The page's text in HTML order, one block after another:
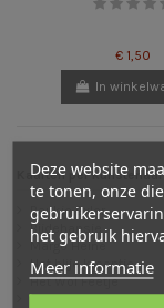
€ 1,50
In
Kaarten per kunstenaar
Baukje Exler
Bijdehansje
Margo Heine
Het blije kroontje
Het Wol Feetje
Sanne Dufft
Deze website
te tonen, onze
het gebruik
Meer informatie